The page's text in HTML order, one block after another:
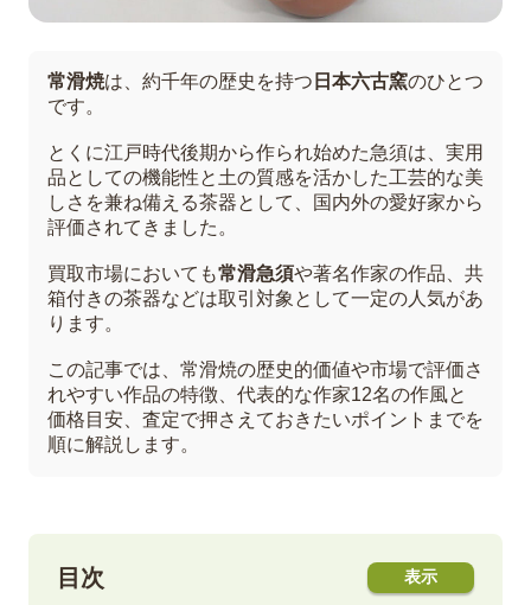
常滑焼は、約千年の歴史を持つ 日本六古窯のひとつ
です。
とくに江戸時代後期から作られ始めた急須は、実用
品としての機能性と土の質感を活かした工芸的な美
しさを兼ね備える茶器として、国内外の愛好家から
評価されてきました。
買取市場においても常滑急須や著名作家の作品、共
箱付きの茶器などは取引対象として一定の人気があ
ります。
この記事では、常滑焼の歴史的価値や市場で評価さ
れやすい作品の特徴、代表的な作家12名の作風と
価格目安、査定で押さえておきたいポイントまでを
順に解説します。
目次